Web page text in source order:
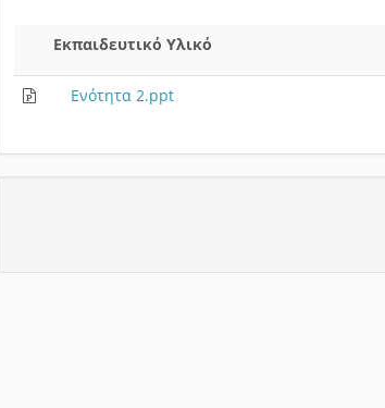
Εκπαιδευτικό Υλικό
Ενότητα 2.ppt